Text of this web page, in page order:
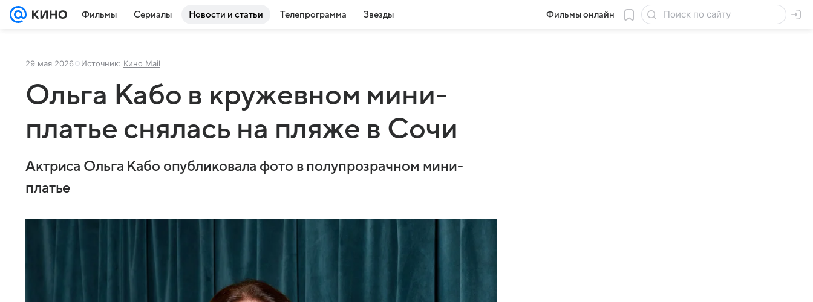
Фильмы Сериалы Новости и статьи Телепрограмма Звезды Фильмы онлайн
29 мая 2026 Источник: Кино Mail
Ольга Кабо в кружевном мини-
платье снялась на пляже в Сочи
Актриса Ольга Кабо опубликовала фото в полупрозрачном мини-
платье